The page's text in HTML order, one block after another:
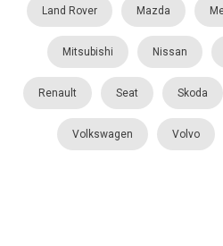
Land Rover Mazda
Mitsubishi Nissan
Renault Seat Skoda
Volkswagen Volvo